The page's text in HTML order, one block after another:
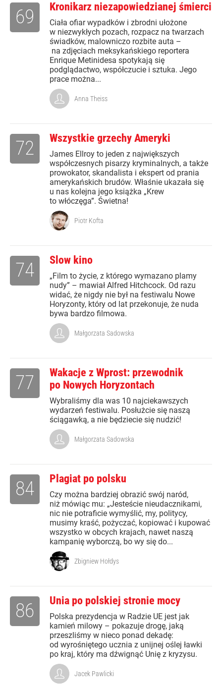
Kronikarz niezapowiedzianej śmierci
Ciała ofiar wypadków i zbrodni ułożone
w niezwykłych pozach, rozpacz na twarzach
świadków, malowniczo rozbite auta –
na zdjęciach meksykańskiego reportera
Enrique Metinidesa spotykają się
podglądactwo, współczucie i sztuka. Jego
prace można...
69
Anna Theiss
Wszystkie grzechy Ameryki
James Ellroy to jeden z największych
współczesnych pisarzy kryminalnych, a także
prowokator, skandalista i ekspert od prania
amerykańskich brudów. Właśnie ukazała się
u nas kolejna jego książka „Krew
to włóczęga”. Świetna!
72
Piotr Kofta
Slow kino
„Film to życie, z którego wymazano plamy
nudy” – mawiał Alfred Hitchcock. Od razu
widać, że nigdy nie był na festiwalu Nowe
Horyzonty, który od lat przekonuje, że nuda
bywa bardzo filmowa.
74
Małgorzata Sadowska
Wakacje z Wprost: przewodnik
po Nowych Horyzontach
Wybraliśmy dla was 10 najciekawszych
wydarzeń festiwalu. Posłużcie się naszą
ściągawką, a nie będziecie się nudzić!
77
Małgorzata Sadowska
Plagiat po polsku
Czy można bardziej obrazić swój naród,
niż mówiąc mu: „Jesteście nieudacznikami,
nic nie potraficie wymyślić, my, politycy,
musimy kraść, pożyczać, kopiować i kupować
wszystko w obcych krajach, nawet naszą
kampanię wyborczą, bo wy się do...
84
Zbigniew Hołdys
Unia po polskiej stronie mocy
Polska prezydencja w Radzie UE jest jak
kamień milowy – pokazuje drogę, jaką
przeszliśmy w nieco ponad dekadę:
od wyrośniętego ucznia z unijnej oślej ławki
po kraj, który ma dźwignąć Unię z kryzysu.
86
Jacek Pawlicki